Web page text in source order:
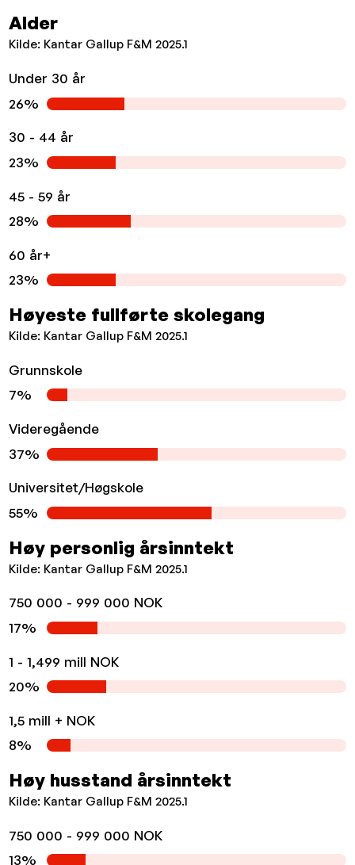
Alder
Kilde: Kantar Gallup F&M 2025.1
Under 30 år
26%
30 - 44 år
23%
45 - 59 år
28%
60 år+
23%
Høyeste fullførte skolegang
Kilde: Kantar Gallup F&M 2025.1
Grunnskole
7%
Videregående
37%
Universitet/Høgskole
55%
Høy personlig årsinntekt
Kilde: Kantar Gallup F&M 2025.1
750 000 - 999 000 NOK
17%
1 - 1,499 mill NOK
20%
1,5 mill + NOK
8%
Høy husstand årsinntekt
Kilde: Kantar Gallup F&M 2025.1
750 000 - 999 000 NOK
13%